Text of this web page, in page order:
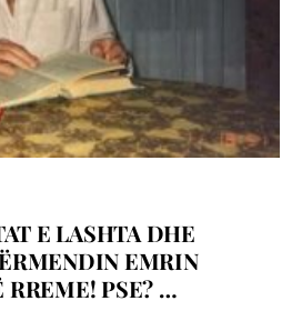
E LASHTA DHE
EMRIN
RREME! PSE? …